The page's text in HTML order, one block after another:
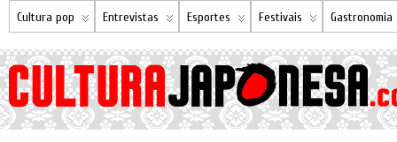
Cultura pop Entrevistas Esportes Festivais Gastronomia